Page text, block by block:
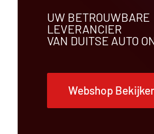
UW BETROUWBARE
LEVERANCIER
VAN DUITSE AUTO
Webshop